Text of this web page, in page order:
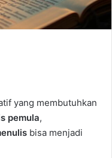
yang membutuhkan
pemula,
bisa menjadi